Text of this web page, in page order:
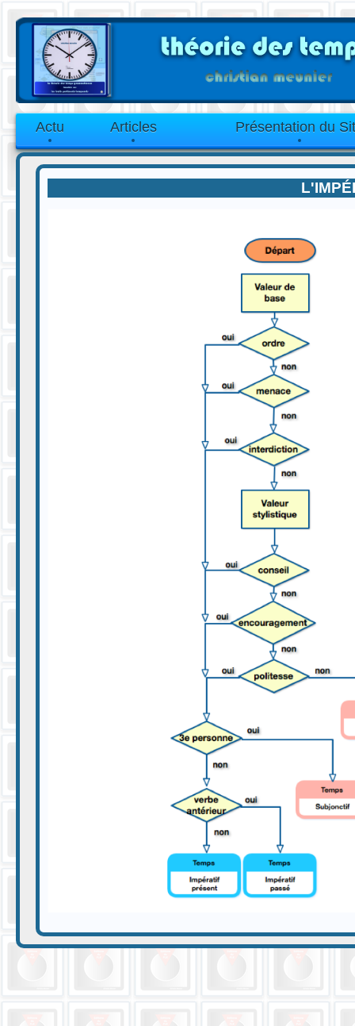
Actu Articles Présentation du